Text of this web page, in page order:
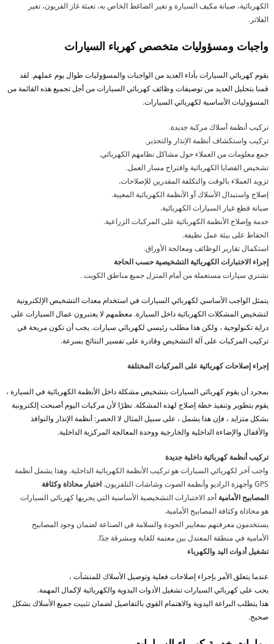
الكهربائية، صيانة مكيف السيارة و تغير الضاغط الخاص به، تعبئة غاز الفريون، تغير
الفلاتر.
واجبات ومسؤوليات متخصص كهرباء السيارات
يقوم كهربائي السيارات بأداء العديد من الواجبات والمسؤوليات طوال يوم عملهم. لقد
قمنا بتحليل العديد من توصيفات وظائف كهربائي السيارات من أجل تجميع هذه القائمة من
المسؤوليات الأساسية لكهربائي السيارات.
تركيب أنظمة أسلاك مركبة جديدة.
تركيب واستكشاف أنظمة الإنذار والتحذير.
جمع معلومات من العملاء حول مشاكل نظامهم الكهربائي.
تشخيص القضايا الكهربائية واقتراح مسار العمل.
تزويد العملاء بالوقت والتكلفة المقدرين للإصلاحات.
إصلاح واستبدال الأسلاك أو الأنظمة الكهربائية المعيبة.
صيانة قطع غيار السيارات الكهربائية.
خدمة وإصلاح الأنظمة الكهربائية على المركبات الزراعية.
الحفاظ على بيئة عمل نظيفة.
استكمال تقارير الوظائف ومعالجة الأوراق.
إجراء الاختبارات الكهربائية التشخيصية حسب الحاجة
نشتري سيارات مستعملة من أمام المنزل جميع مناطق الكويت .
يتمثل الواجب الأساسي لكهربائي السيارات في استخدام معدات التشخيص الإلكترونية
لتشخيص المشكلات الكهربائية داخل السيارة. معظمهم لا يعتبرون عمال السيارات على
دراية تكنولوجية ، ولكن هذا مطلب رئيسي لكهربائي سيارات. يجب أن تكون مريحة في
تركيب المركبات على آلة التشخيص وقادرة على تفسير النتائج بسرعة.
إجراء إصلاحات كهربائية على المركبات المختلفة
بمجرد أن يقوم كهربائي السيارات بتشخيص مشكلة داخل الأنظمة الكهربائية في السيارة ،
يقوم بتطوير وتنفيذ خطة إصلاح لهذه المشكلة. نظرًا لأن مركبات اليوم أصبحت إلكترونية
بشكل متزايد ، فإن هذا يشمل ، على سبيل المثال لا الحصر: أنظمة الإنذار والنوافذ
والأقفال والإضاءة الداخلية والخارجية ووحدة المعالجة المركزية الداخلية.
تركيب أنظمة كهربائية داخلية جديدة
واجب آخر لكهربائي السيارات هو تركيب الأنظمة الكهربائية الداخلية. وهذا يشمل أنظمة
GPS وأجهزة الراديو وأنظمة الصوت وشاشات التلفزيون.
اختبار محاذاة وكثافة
المصابيح الأمامية أحد الاختبارات التشخيصية الأساسية التي يجريها كهربائي السيارات
هو محاذاة وكثافة المصابيح الأمامية.
يستخدمون معرفتهم بمعايير الجودة والسلامة في الصناعة لضمان وجود المصابيح
الأمامية في منطقة المعتدل بين معتمة للغاية ومشرقة جدًا.
تشغيل أدوات اليد والكهرباء
عندما يتعلق الأمر بإجراء إصلاحات فعلية وتوصيل الأسلاك للمنشآت ،
يجب على كهربائي السيارات تشغيل الأدوات اليدوية والكهربائية لإكمال المهمة.
هذا يتطلب البراعة اليدوية والاهتمام القوي بالتفاصيل لضمان تثبيت جميع الأسلاك بشكل
صحيح.